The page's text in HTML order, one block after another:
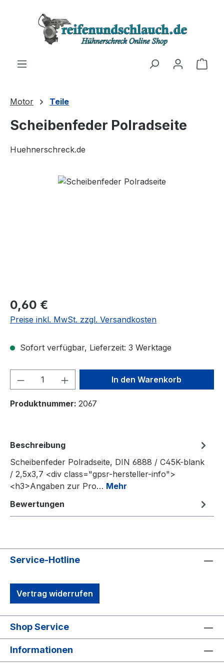
Zum Hauptinhalt springen
Motor Teile
Scheibenfeder Polradseite
Huehnerschreck.de
Bildergalerie überspringen
Regulärer Preis:
0,60 €
Preise inkl. MwSt. zzgl. Versandkosten
Sofort verfügbar, Lieferzeit: 3 Werktage
Produkt Anzahl: Gib denIn den Warenkorb
Produktnummer: 2067
Beschreibung
Scheibenfeder Polradseite, DIN 6888 / C45K-blank
/ 2,5x3,7 <div class="gpsr-hersteller-info">
<h3>Angaben zur Pro… Mehr
Bewertungen
Service-Hotline
Vertrag widerrufen
Shop Service
Informationen